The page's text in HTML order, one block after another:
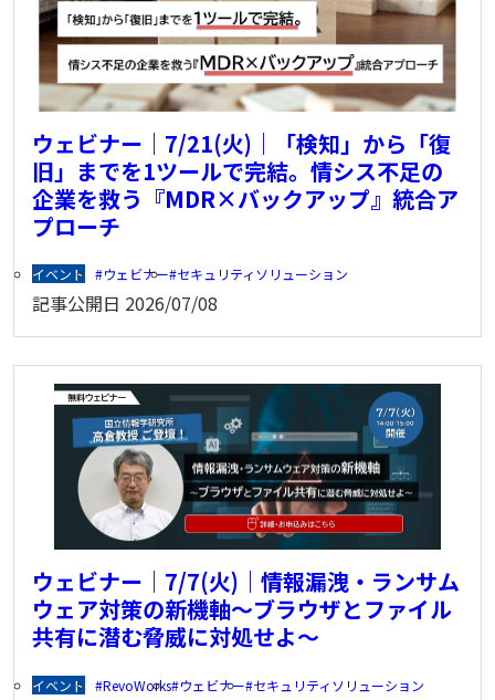
ウェビナー｜7/21(火)｜「検知」から「復
旧」までを1ツールで完結。情シス不足の
企業を救う『MDR×バックアップ』統合ア
プローチ
イベント ウェビナー セキュリティソリューション
記事公開日 2026/07/08
ウェビナー｜7/7(火)｜情報漏洩・ランサム
ウェア対策の新機軸～ブラウザとファイル
共有に潜む脅威に対処せよ～
イベント RevoWorks ウェビナー セキュリティソリューション